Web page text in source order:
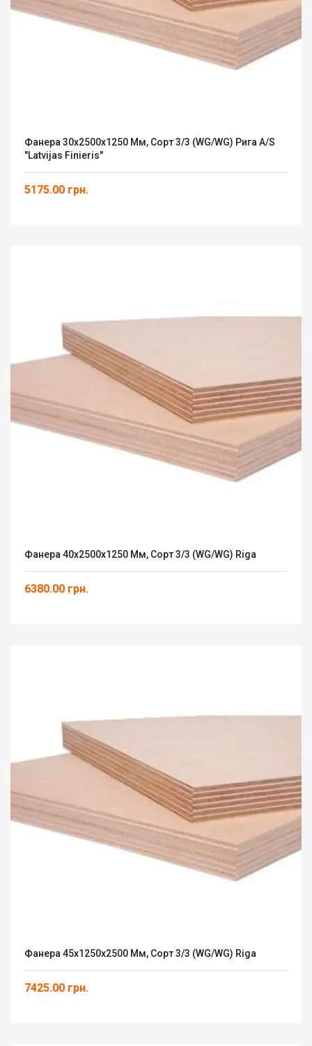
Фанера 30х2500х1250 Мм, Сорт 3/3 (WG/WG) Рига A/S
"Latvijas Finieris"
5175.00 грн.
Фанера 40х2500х1250 Мм, Сорт 3/3 (WG/WG) Riga
6380.00 грн.
Фанера 45х1250х2500 Мм, Сорт 3/3 (WG/WG) Riga
7425.00 грн.